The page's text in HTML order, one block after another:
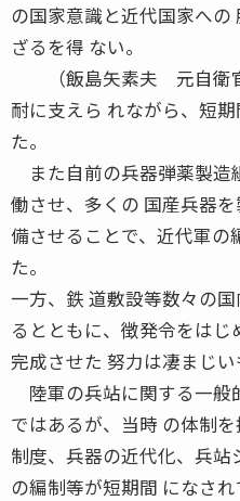
の国家意識と近代国家へ
ざるを得 ない。
（飯島矢素夫 元自衛官
耐に支えら れながら、短
た。
また自前の兵器弾薬製造
働させ、多くの 国産兵器
備させることで、近代軍の
た。
一方、鉄 道敷設等数々の
るとともに、徴発令をは
完成させた 努力は凄まじい
陸軍の兵站に関する一般
ではあるが、当時 の体制
制度、兵器の近代化、兵
の編制等が短期間 になさ